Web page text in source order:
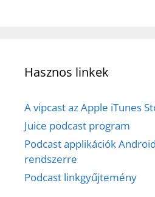
Hasznos linkek
A vipcast az Apple iTunes
Juice podcast program
Podcast applikációk
rendszerre
Podcast linkgyűjtemény